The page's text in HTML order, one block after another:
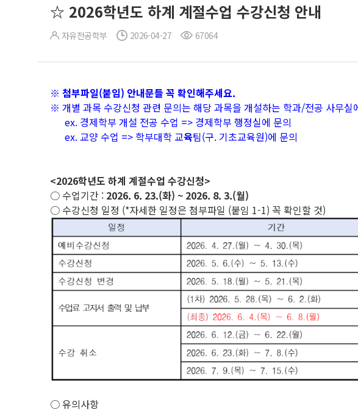
☆ 2026학년도 하계 계절수업 수강신청 안내
자유전공학부 2026-04-27 67064
※ 첨부파일(붙임) 안내문들 꼭 확인해주세요.
※ 개별 과목 수강신청 관련 문의는 해당 과목을 개설하는 학과/전공 사무실
ex. 경제학부 개설 전공 수업 => 경제학부 행정실에 문의
ex. 교양 수업 => 학부대학 교육팀(구. 기초교육원)에 문의
<2026학년도 하계 계절수업 수강신청>
○ 수업기간 : 2026. 6. 23.(화) ~ 2026. 8. 3.(월)
○ 수강신청 일정 (*자세한 일정은 첨부파일 (붙임 1-1) 꼭 확인할 것)
○ 유의사항